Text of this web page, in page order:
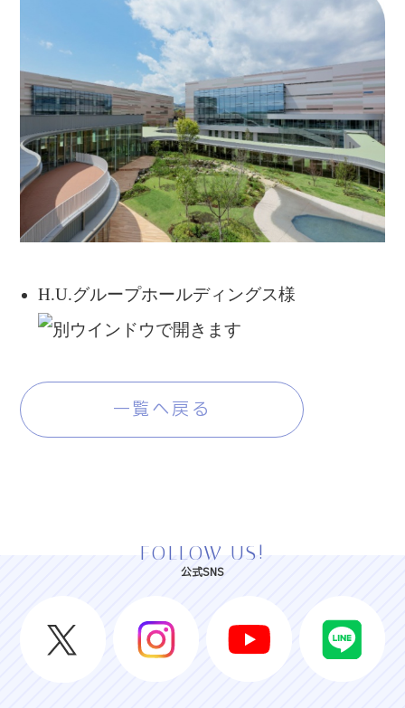
H.U.グループホールディングス様
一覧へ戻る
FOLLOW US!
公式SNS